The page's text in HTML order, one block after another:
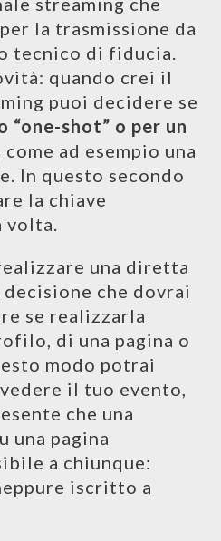
la trasmissione da
tecnico di fiducia.
quando crei il
puoi decidere se
“one-shot” o per un
come ad esempio una
In questo secondo
la chiave
volta.
una diretta
che dovrai
se realizzarla
di una pagina o
modo potrai
il tuo evento,
che una
una pagina
a chiunque:
iscritto a